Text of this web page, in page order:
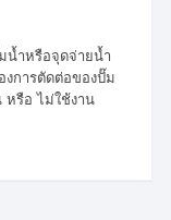
น้ำหรือจุดจ่ายน้ำ
การตัดต่อของปั๊ม
หรือ ไม่ใช้งาน